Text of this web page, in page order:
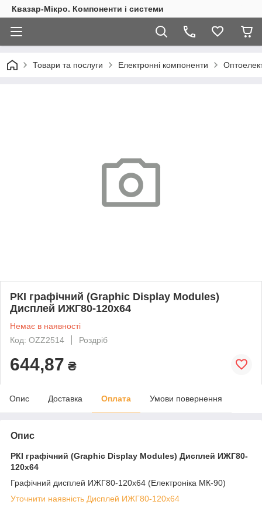
Квазар-Мікро. Компоненти і системи
Товари та послуги Електронні компоненти
РКІ графічний (Graphic Display Modules)
Дисплей ИЖГ80-120х64
Немає в наявності
Код: OZZ2514
Роздріб
644,87 ₴
Опис Доставка Оплата Умови повернення
Опис
РКІ графічний (Graphic Display Modules) Дисплей ИЖГ80-
120х64
Графічний дисплей ИЖГ80-120х64 (Електроніка МК-90)
Уточнити наявність Дисплей ИЖГ80-120х64